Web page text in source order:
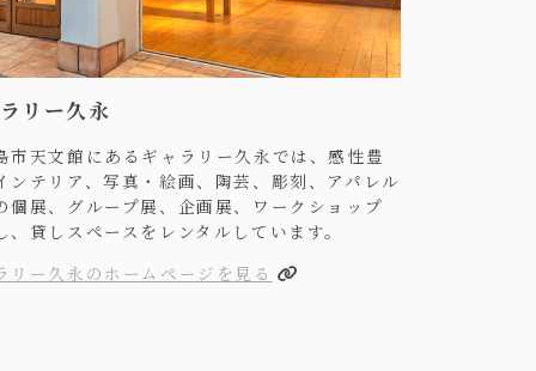
リー久永
市天文館にあるギャラリー久永では、感性豊
ンテリア、写真・絵画、陶芸、彫刻、アパレル
個展、グループ展、企画展、ワークショップ
、貸しスペースをレンタルしています。
リー久永のホームページを見る